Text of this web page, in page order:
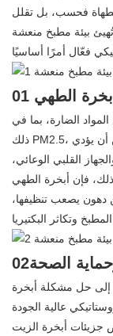
الطهاة فحسب، بل تقلل
بيئة مطبخ منعشة
أبخرة الطهي
الضارة، بما في
ذلك PM2.5، والبنزوبيرين، والأكرولين، وما إلى ذلك. يمكن أن يؤدي
القلبي الوعائي،
فإن أبخرة الطهي
دهون يصعب تنظيفها،
وحماية الصحة
إلى حل مشكلة أبخرة
عالية الجودة
جزيئات أبخرة الزيت